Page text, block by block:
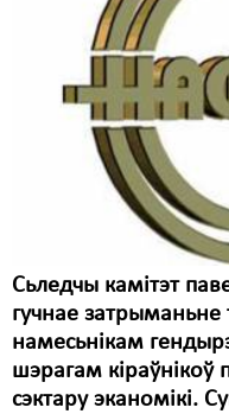
Сьледчы камітэт
гучнае
намесьнікам
шэрагам кіраўнікоў
сэктару эканомікі.
Дыскрымінацыя
Карная псыхіятрыя
Культурныя правы
Мігранты
Палітвязьні